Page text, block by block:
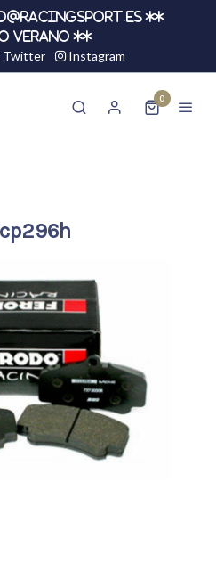
**
VERANO **
Twitter Instagram
0